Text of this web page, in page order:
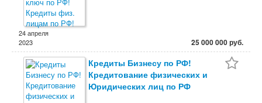
24 апреля
2023
25 000 000 руб.
Кредиты Бизнесу по РФ!
Кредитование физических и
Юридических лиц по РФ